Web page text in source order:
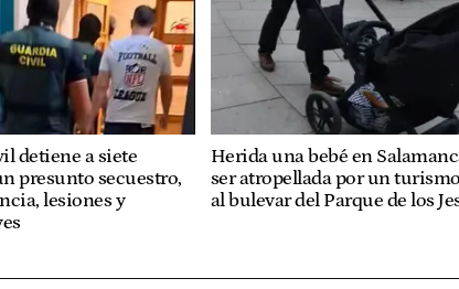
detiene a siete
presunto secuestro,
lesiones y
Herida una bebé en
ser atropellada por un
al bulevar del Parque de los